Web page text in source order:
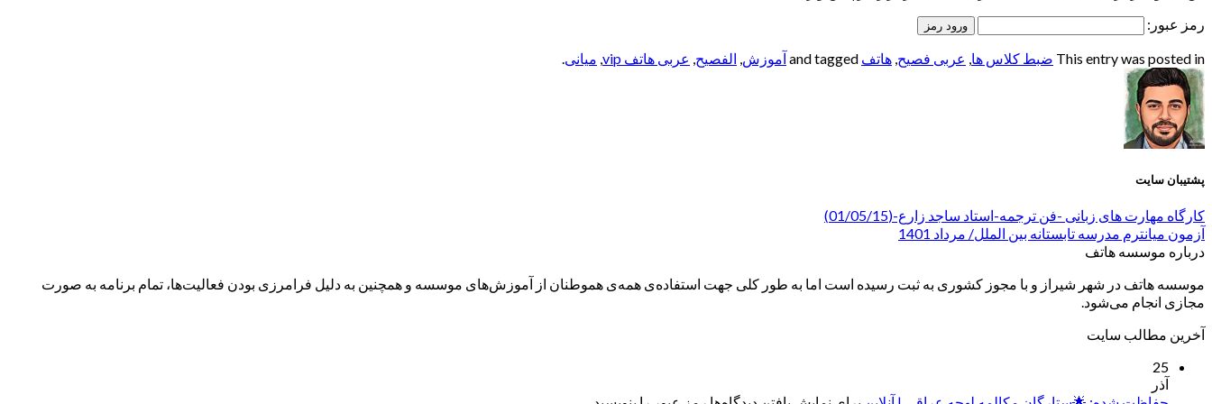
رمز عبور:
This entry was posted in ضبط کلاس ها, عربی فصیح, هاتف آموزش, الفصيح, عربی هاتف vip , میانی.
پشتیبان سایت
کارگاه مهارت های زبانی -فن ترجمه-استاد ساجد زارع-(01/05/15)
آزمون میانترم مدرسه تابستانه بین الملل/ مرداد 1401
درباره موسسه هاتف
موسسه هاتف در شهر شیراز و با مجوز کشوری به ثبت رسیده است اما به طور کلی جهت استفاده‌ی همه‌ی هموطنان از آموزش‌های موسسه و همچنین به دلیل فرامرزی بودن فعالیت‌ها، تمام برنامه به صورت
مجازی انجام می‌شود.
آخرین مطالب سایت
25
آذر